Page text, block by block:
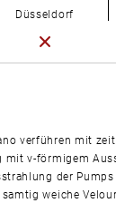
verführen mit
mit v-förmigem
der
weiche
Düsseldorf